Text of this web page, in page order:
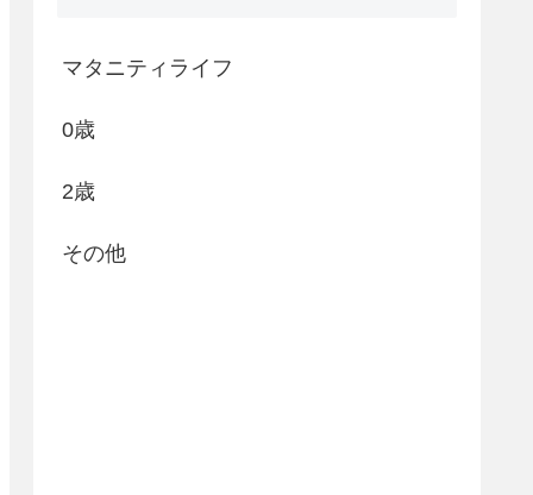
マタニティライフ
0歳
2歳
その他